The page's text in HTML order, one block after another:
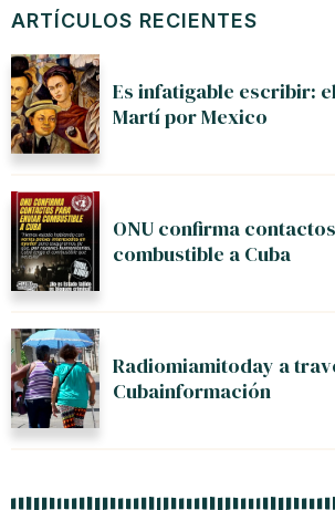
ARTÍCULOS RECIENTES
Es infatigable escribir:
Martí por Mexico
ONU confirma
combustible a Cuba
Radiomiamitoday a
Cubainformación